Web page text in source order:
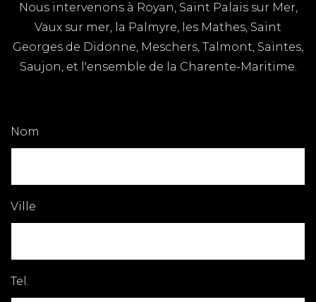
Nous intervenons à Royan, Saint Palais sur Mer,
Vaux sur mer, la Palmyre, les Mathes, Saint
Georges de Didonne, Meschers, Talmont, Saintes,
Saujon, et l'ensemble de la Charente-Maritime.
Nom
Ville
Tel.